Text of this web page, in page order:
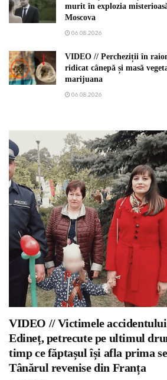
murit în explozia
Moscova
06.08.2026
VIDEO // Percheziții în
ridicat cânepă și masă
marijuana
06.08.2026
VIDEO // Victimele
Edineț, petrecute pe ultimul
timp ce făptașul își afla prima
Tânărul revenise din Franța